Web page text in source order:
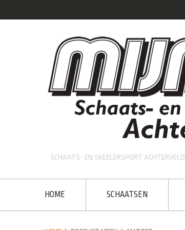
SCHAATS- EN SKEELERSPORT ACHTERVELD
HOME SCHAATSEN